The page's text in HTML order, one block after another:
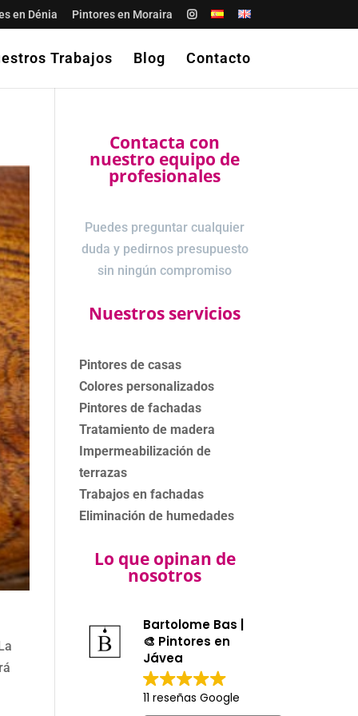
en Dénia Pintores en Moraira
Trabajos Blog Contacto
Contacta con
nuestro equipo de
profesionales
Puedes preguntar cualquier
duda y pedirnos presupuesto
sin ningún compromiso
Nuestros servicios
Pintores de casas
Colores personalizados
Pintores de fachadas
Tratamiento de madera
Impermeabilización de
terrazas
Trabajos en fachadas
Eliminación de humedades
Lo que opinan de
nosotros
Bartolome Bas |
🎨 Pintores en
Jávea
11 reseñas Google